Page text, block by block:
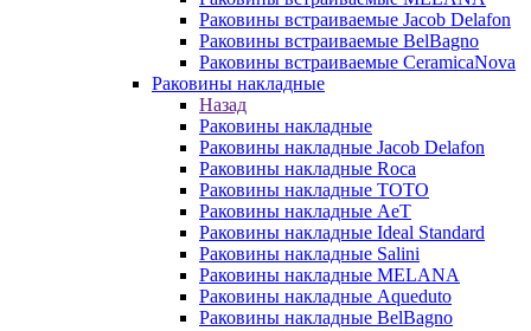
Раковины встраиваемые Jacob Delafon
Раковины встраиваемые BelBagno
Раковины встраиваемые CeramicaNova
Раковины накладные
Назад
Раковины накладные
Раковины накладные Jacob Delafon
Раковины накладные Roca
Раковины накладные TOTO
Раковины накладные AeT
Раковины накладные Ideal Standard
Раковины накладные Salini
Раковины накладные MELANA
Раковины накладные Aqueduto
Раковины накладные BelBagno